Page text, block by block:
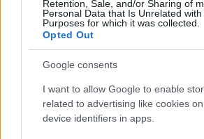
Retention, Sale, and/or Sharing of
Personal Data that Is Unrelated
Purposes for which it was collected.
Opted Out
Google consents
I want to allow Google to enable
related to advertising like cookies
device identifiers in apps.
Calangianus, allarme sul
minori, Albieri: “Episodi